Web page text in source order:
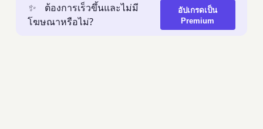
✨
ต้องการเร็วขึ้นและไม่มี
โฆษณาหรือไม่?
อัปเกรดเป็น
Premium